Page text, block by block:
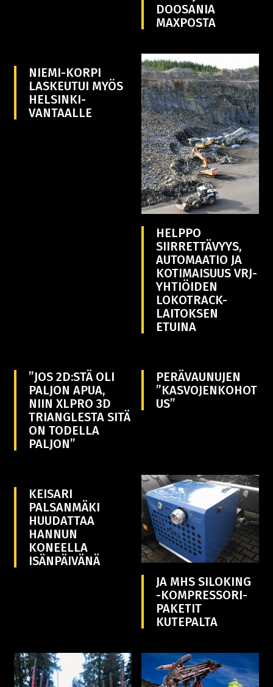
DOOSANIA
MAXPOSTA
NIEMI-KORPI
LASKEUTUI MYÖS
HELSINKI-
VANTAALLE
HELPPO
SIIRRETTÄVYYS,
AUTOMAATIO JA
KOTIMAISUUS VRJ-
YHTIÖIDEN
LOKOTRACK-
LAITOKSEN
ETUINA
”JOS 2D:STÄ OLI
PALJON APUA,
NIIN XLPRO 3D
TRIANGLESTA SITÄ
ON TODELLA
PALJON”
PERÄVAUNUJEN
”KASVOJENKOHOT
US”
KEISARI
PALSANMÄKI
HUUDATTAA
HANNUN
KONEELLA
ISÄNPÄIVÄNÄ
JA MHS SILOKING
-KOMPRESSORI-
PAKETIT
KUTEPALTA